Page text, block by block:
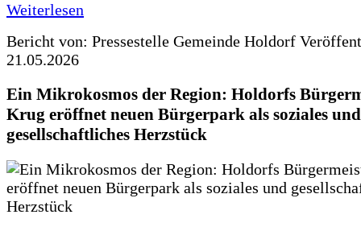
Weiterlesen
Bericht von: Pressestelle Gemeinde Holdorf
21.05.2026
Ein Mikrokosmos der Region: Holdorfs
Krug eröffnet neuen Bürgerpark als soziales und
gesellschaftliches Herzstück